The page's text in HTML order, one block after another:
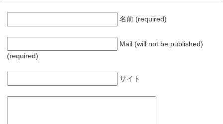
名前 (required)
Mail (will not be published)
(required)
サイト